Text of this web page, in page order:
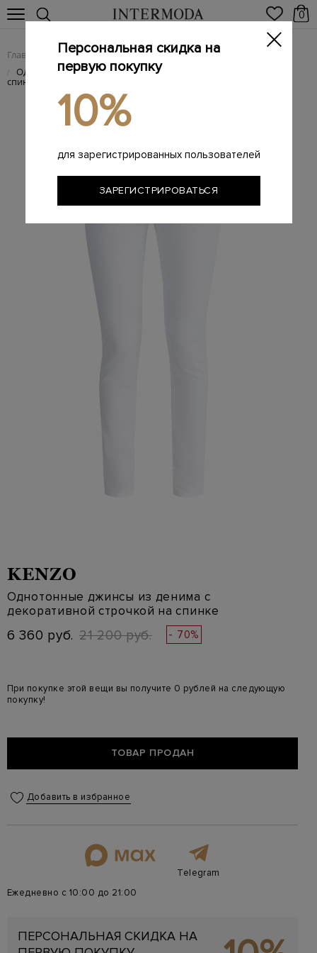
0
Главная Женщинам / Женская одежда / Женские джинсы
/ Однотонные джинсы из денима с декоративной строчкой на
спинке
KENZO
Однотонные джинсы из денима с
декоративной строчкой на спинке
6 360 руб. 21 200 руб. - 70%
При покупке этой вещи вы получите 0 рублей на следующую
покупку!
ТОВАР ПРОДАН
Добавить в избранное
Telegram
Ежедневно с 10:00 до 21:00
ПЕРСОНАЛЬНАЯ СКИДКА НА
Персональная скидка на
первую покупку
10%
для зарегистрированных пользователей
ЗАРЕГИСТРИРОВАТЬСЯ